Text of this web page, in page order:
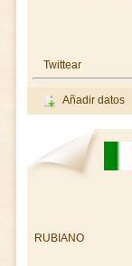
Twittear
Añadir datos
RUBIANO